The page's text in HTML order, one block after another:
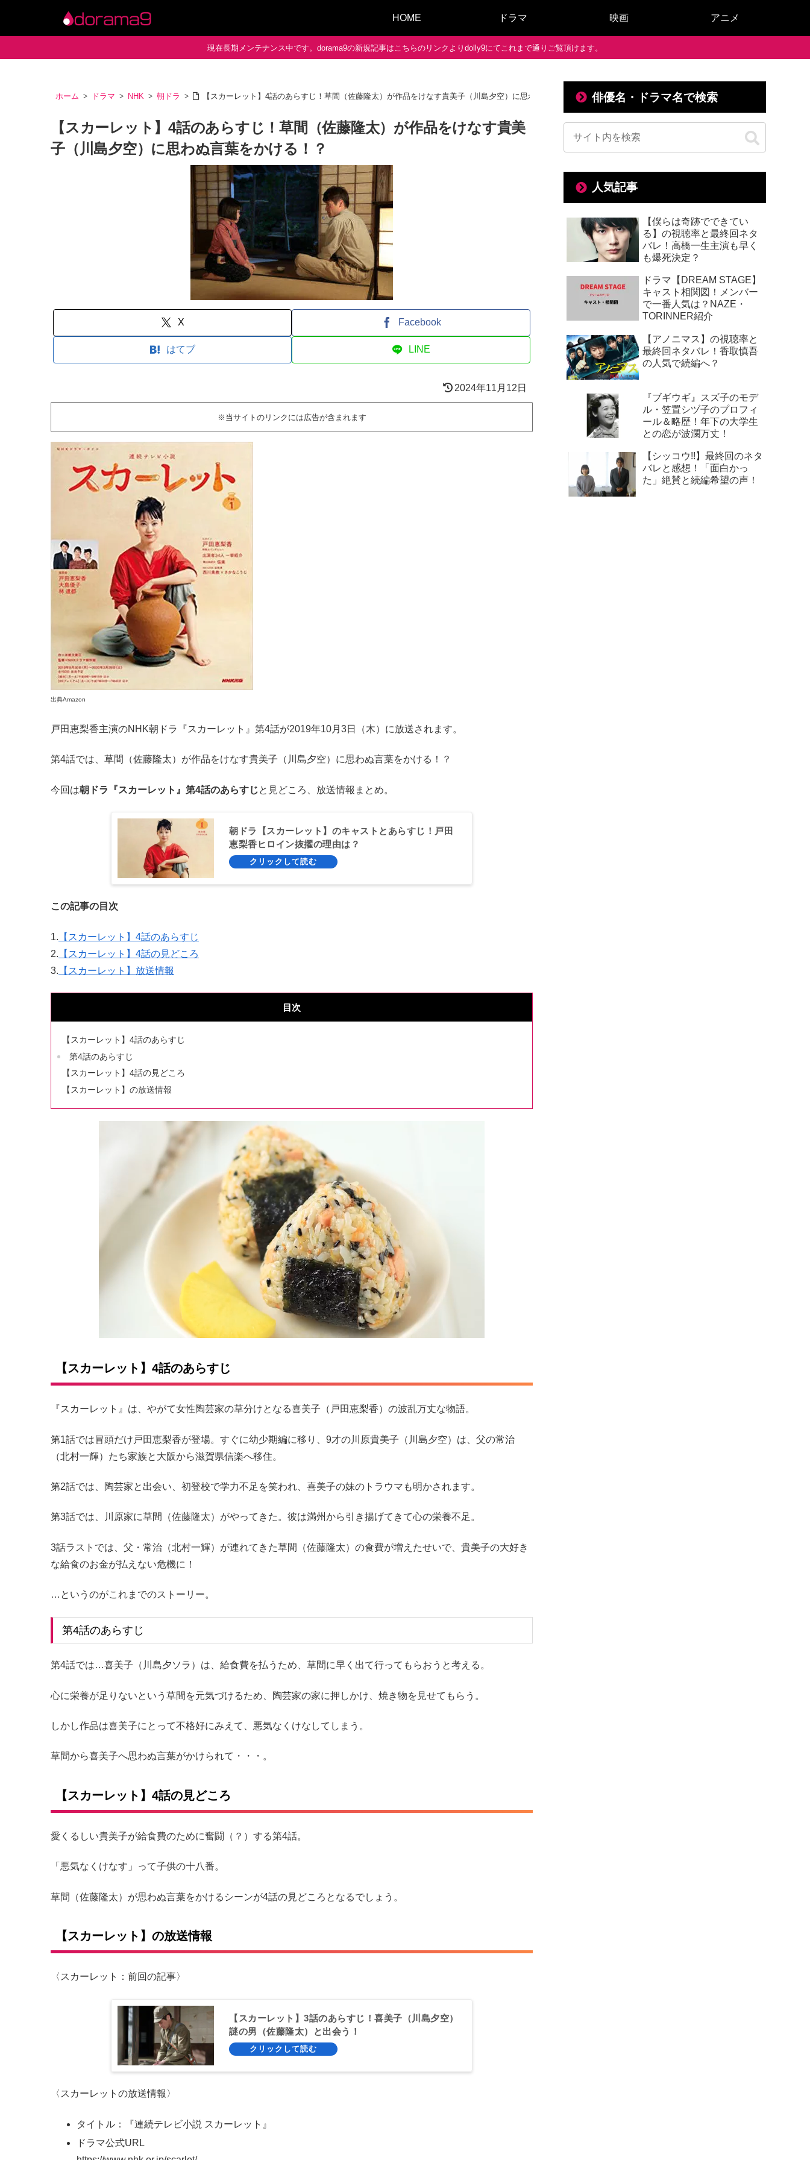
HOME ドラマ 映画 アニメ
現在長期メンテナンス中です。dorama9の新規記事はこちらのリンクよりdolly9にてこれまで通りご覧頂けます。
ホーム ドラマ NHK 朝ドラ 【スカーレット】4話のあらすじ！草間（佐藤隆太）が作品をけなす貴美子（川島夕空）に思わぬ言葉をかける！？
【スカーレット】4話のあらすじ！草間（佐藤隆太）が作品をけなす貴美
子（川島夕空）に思わぬ言葉をかける！？
X Facebook
はてブ LINE
2024年11月12日
※当サイトのリンクには広告が含まれます
出典Amazon
戸田恵梨香主演のNHK朝ドラ『スカーレット』第4話が2019年10月3日（木）に放送されます。
第4話では、草間（佐藤隆太）が作品をけなす貴美子（川島夕空）に思わぬ言葉をかける！？
今回は朝ドラ『スカーレット』第4話のあらすじと見どころ、放送情報まとめ。
朝ドラ【スカーレット】のキャストとあらすじ！戸田
恵梨香ヒロイン抜擢の理由は？
この記事の目次
1. 【スカーレット】4話のあらすじ
2. 【スカーレット】4話の見どころ
3. 【スカーレット】放送情報
目次
【スカーレット】4話のあらすじ
第4話のあらすじ
【スカーレット】4話の見どころ
【スカーレット】の放送情報
【スカーレット】4話のあらすじ
『スカーレット』は、やがて女性陶芸家の草分けとなる喜美子（戸田恵梨香）の波乱万丈な物語。
第1話では冒頭だけ戸田恵梨香が登場。すぐに幼少期編に移り、9才の川原貴美子（川島夕空）は、父の常治
（北村一輝）たち家族と大阪から滋賀県信楽へ移住。
第2話では、陶芸家と出会い、初登校で学力不足を笑われ、喜美子の妹のトラウマも明かされます。
第3話では、川原家に草間（佐藤隆太）がやってきた。彼は満州から引き揚げてきて心の栄養不足。
3話ラストでは、父・常治（北村一輝）が連れてきた草間（佐藤隆太）の食費が増えたせいで、貴美子の大好き
な給食のお金が払えない危機に！
…というのがこれまでのストーリー。
第4話のあらすじ
第4話では…喜美子（川島夕ソラ）は、給食費を払うため、草間に早く出て行ってもらおうと考える。
心に栄養が足りないという草間を元気づけるため、陶芸家の家に押しかけ、焼き物を見せてもらう。
しかし作品は喜美子にとって不格好にみえて、悪気なくけなしてしまう。
草間から喜美子へ思わぬ言葉がかけられて・・・。
【スカーレット】4話の見どころ
愛くるしい貴美子が給食費のために奮闘（？）する第4話。
「悪気なくけなす」って子供の十八番。
草間（佐藤隆太）が思わぬ言葉をかけるシーンが4話の見どころとなるでしょう。
【スカーレット】の放送情報
〈スカーレット：前回の記事〉
【スカーレット】3話のあらすじ！喜美子（川島夕空）
謎の男（佐藤隆太）と出会う！
〈スカーレットの放送情報〉
タイトル：『連続テレビ小説 スカーレット』
ドラマ公式URL
俳優名・ドラマ名で検索
人気記事
【僕らは奇跡でできてい
る】の視聴率と最終回ネタ
バレ！高橋一生主演も早く
も爆死決定？
ドラマ【DREAM STAGE】
キャスト相関図！メンバー
で一番人気は？NAZE・
TORINNER紹介
【アノニマス】の視聴率と
最終回ネタバレ！香取慎吾
の人気で続編へ？
『ブギウギ』スズ子のモデ
ル・笠置シヅ子のプロフィ
ール＆略歴！年下の大学生
との恋が波瀾万丈！
【シッコウ!!】最終回のネタ
バレと感想！「面白かっ
た」絶賛と続編希望の声！